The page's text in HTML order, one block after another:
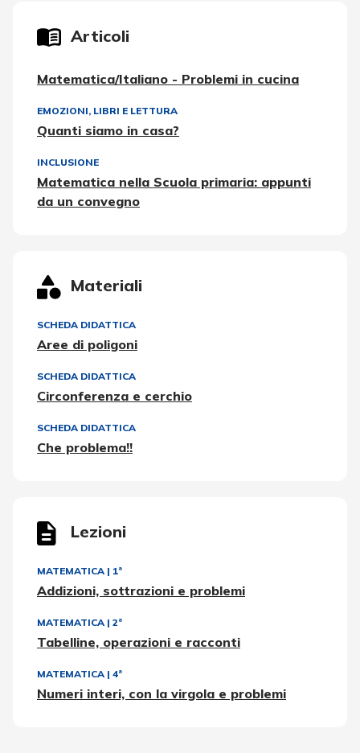
Articoli
Matematica/Italiano - Problemi in cucina
EMOZIONI, LIBRI E LETTURA
Quanti siamo in casa?
INCLUSIONE
Matematica nella Scuola primaria: appunti
da un convegno
Materiali
SCHEDA DIDATTICA
Aree di poligoni
SCHEDA DIDATTICA
Circonferenza e cerchio
SCHEDA DIDATTICA
Che problema!!
Lezioni
MATEMATICA | 1ª
Addizioni, sottrazioni e problemi
MATEMATICA | 2ª
Tabelline, operazioni e racconti
MATEMATICA | 4ª
Numeri interi, con la virgola e problemi